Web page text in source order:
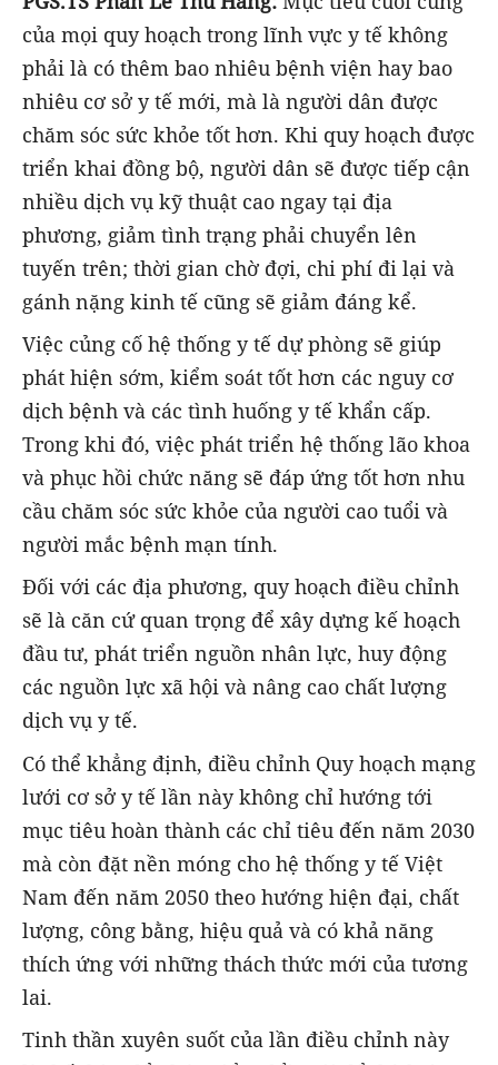
của mọi quy hoạch trong lĩnh vực y tế không
phải là có thêm bao nhiêu bệnh viện hay bao
nhiêu cơ sở y tế mới, mà là người dân được
chăm sóc sức khỏe tốt hơn. Khi quy hoạch được
triển khai đồng bộ, người dân sẽ được tiếp cận
nhiều dịch vụ kỹ thuật cao ngay tại địa
phương, giảm tình trạng phải chuyển lên
tuyến trên; thời gian chờ đợi, chi phí đi lại và
gánh nặng kinh tế cũng sẽ giảm đáng kể.
Việc củng cố hệ thống y tế dự phòng sẽ giúp
phát hiện sớm, kiểm soát tốt hơn các nguy cơ
dịch bệnh và các tình huống y tế khẩn cấp.
Trong khi đó, việc phát triển hệ thống lão khoa
và phục hồi chức năng sẽ đáp ứng tốt hơn nhu
cầu chăm sóc sức khỏe của người cao tuổi và
người mắc bệnh mạn tính.
Đối với các địa phương, quy hoạch điều chỉnh
sẽ là căn cứ quan trọng để xây dựng kế hoạch
đầu tư, phát triển nguồn nhân lực, huy động
các nguồn lực xã hội và nâng cao chất lượng
dịch vụ y tế.
Có thể khẳng định, điều chỉnh Quy hoạch mạng
lưới cơ sở y tế lần này không chỉ hướng tới
mục tiêu hoàn thành các chỉ tiêu đến năm 2030
mà còn đặt nền móng cho hệ thống y tế Việt
Nam đến năm 2050 theo hướng hiện đại, chất
lượng, công bằng, hiệu quả và có khả năng
thích ứng với những thách thức mới của tương
lai.
Tinh thần xuyên suốt của lần điều chỉnh này